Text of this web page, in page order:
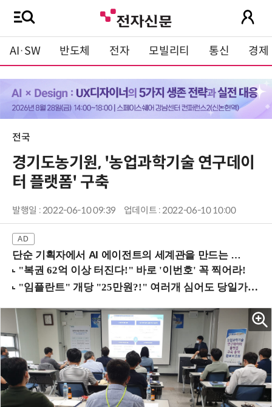
AI·SW 반도체 전자 모빌리티 통신 경제
전국
경기도농기원, '농업과학기술 연구데이
터 플랫폼' 구축
발행일 : 2022-06-10 09:39 업데이트 : 2022-06-10 10:00
단순 기획자에서 AI 에이전트의 세계관을 만드는 지식 설계자로.. (8/20 강남역)